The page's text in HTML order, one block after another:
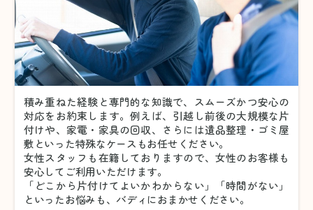
積み重ねた経験と専門的な知識で、スムーズかつ安心の
対応をお約束します。例えば、引越し前後の大規模な片
付けや、家電・家具の回収、さらには遺品整理・ゴミ屋
敷といった特殊なケースもお任せください。
女性スタッフも在籍しておりますので、女性のお客様も
安心してご利用いただけます。
「どこから片付けてよいかわからない」「時間がない」
といったお悩みも、バディにおまかせください。